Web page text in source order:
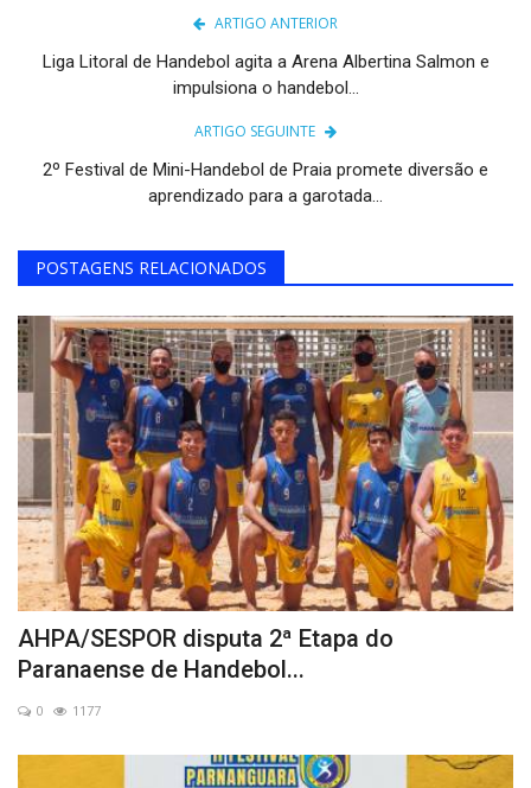
ARTIGO ANTERIOR
Liga Litoral de Handebol agita a Arena Albertina Salmon e
impulsiona o handebol...
ARTIGO SEGUINTE
2º Festival de Mini-Handebol de Praia promete diversão e
aprendizado para a garotada...
POSTAGENS RELACIONADOS
AHPA/SESPOR disputa 2ª Etapa do
Paranaense de Handebol...
0 1177